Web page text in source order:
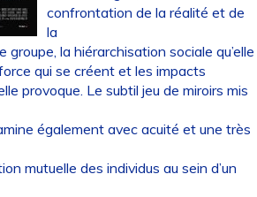
confrontation de la réalité et de
la
groupe, la hiérarchisation sociale qu’elle
qui se créent et les impacts
provoque. Le subtil jeu de miroirs mis
également avec acuité et une très
mutuelle des individus au sein d’un